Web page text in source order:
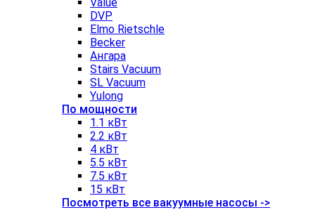
DVP
Elmo Rietschle
Becker
Ангара
Stairs Vacuum
SL Vacuum
Yulong
По мощности
1.1 кВт
2.2 кВт
4 кВт
5.5 кВт
7.5 кВт
15 кВт
Посмотреть все вакуумные насосы ->